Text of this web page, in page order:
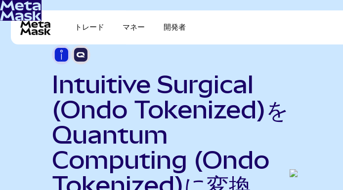
トレード マネー 開発者
Intuitive Surgical
(Ondo Tokenized)を
Quantum
Computing (Ondo